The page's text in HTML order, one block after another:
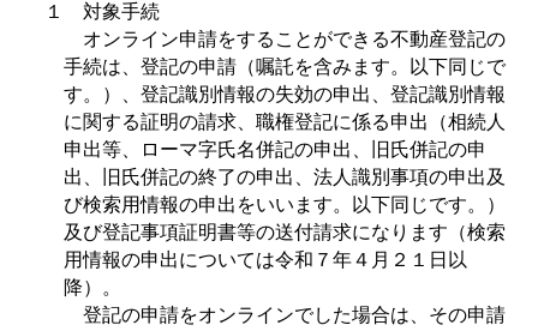
１ 対象手続
オンライン申請をすることができる不動産登記の
手続は、登記の申請（嘱託を含みます。以下同じで
す。）、登記識別情報の失効の申出、登記識別情報
に関する証明の請求、職権登記に係る申出（相続人
申出等、ローマ字氏名併記の申出、旧氏併記の申
出、旧氏併記の終了の申出、法人識別事項の申出及
び検索用情報の申出をいいます。以下同じです。）
及び登記事項証明書等の送付請求になります（検索
用情報の申出については令和７年４月２１日以
降）。
登記の申請をオンラインでした場合は、その申請